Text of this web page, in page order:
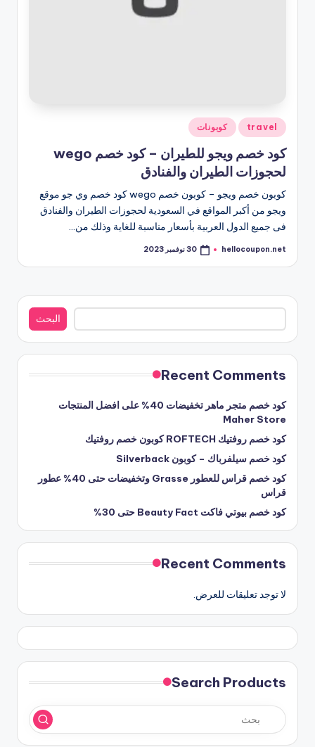
نُشر
في
travel كوبونات
كود خصم ويجو للطيران – كود خصم wego
لحجوزات الطيران والفنادق
كوبون خصم ويجو – كوبون خصم wego كود خصم وي جو موقع
ويجو من أكبر المواقع في السعودية لحجوزات الطيران والفنادق
فى جميع الدول العربية بأسعار مناسبة للغاية وذلك من…
تمّ
بواسطة
hellocoupon.net 30 نوفمبر 2023
البحث
البحث
Recent Comments
كود خصم متجر ماهر تخفيضات 40% على افضل المنتجات
Maher Store
كود خصم روفتيك ROFTECH كوبون خصم روفتيك
كود خصم سيلفرباك – كوبون Silverback
كود خصم قراس للعطور Grasse وتخفيضات حتى 40% عطور
قراس
كود خصم بيوتي فاكت Beauty Fact حتى 30%
Recent Comments
لا توجد تعليقات للعرض.
Search Products